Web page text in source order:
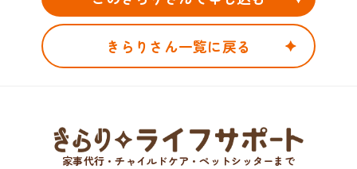
きらりさん一覧に戻る
家事代行・チャイルドケア・ペットシッターまで